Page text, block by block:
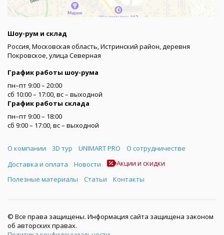
Шоу-рум и склад
Россия, Московская область, Истринский район, деревня
Покровское, улица Северная
График работы шоу-рума
пн–пт 9:00 – 20:00
сб 10:00 – 17:00, вс – выходной
График работы склада
пн–пт 9:00 – 18:00
сб 9:00 – 17:00, вс – выходной
Меню
О компании 3D тур UNIMART PRO
О сотрудничестве
Доставка и оплата
Новости
Акции и скидки
Полезные материалы
Статьи Контакты
© Все права защищены. Информация сайта защищена законом
об авторских правах.